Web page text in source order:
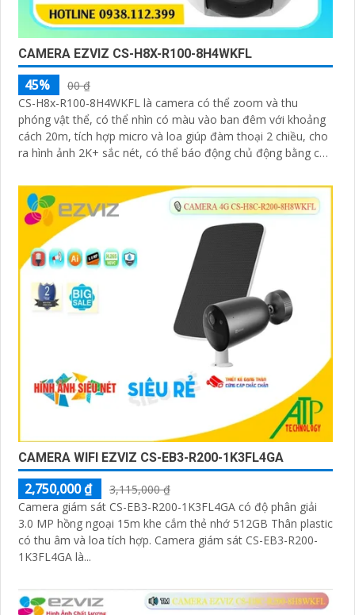
CAMERA EZVIZ CS-H8X-R100-8H4WKFL
45%
00 ₫
CS-H8x-R100-8H4WKFL là camera có thể zoom và thu
phóng vật thể, có thể nhìn có màu vào ban đêm với khoảng
cách 20m, tích hợp micro và loa giúp đàm thoại 2 chiều, cho
ra hình ảnh 2K+ sắc nét, có thể báo động chủ động bằng còi
CAMERA WIFI EZVIZ CS-EB3-R200-1K3FL4GA
2,750,000 ₫
3,115,000 ₫
Camera giám sát CS-EB3-R200-1K3FL4GA có độ phân giải
3.0 MP hồng ngoại 15m khe cắm thẻ nhớ 512GB Thân plastic
có thu âm và loa tích hợp. Camera giám sát CS-EB3-R200-
1K3FL4GA là...